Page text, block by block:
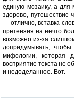
единую мозаику, а для
здорово, путешествие
— отлично, вставка
претензия на нечто
возможно из-за
допридумывать,
мифологии, которая
восприятие текста не
и недоделанное. Вот.